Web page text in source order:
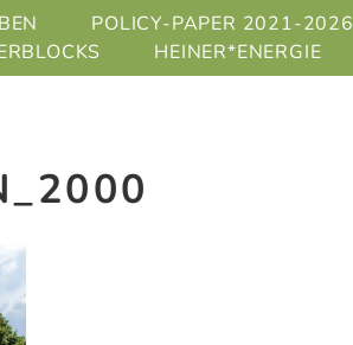
POLICY-PAPER 2021-2026
HEINER*ENERGIE